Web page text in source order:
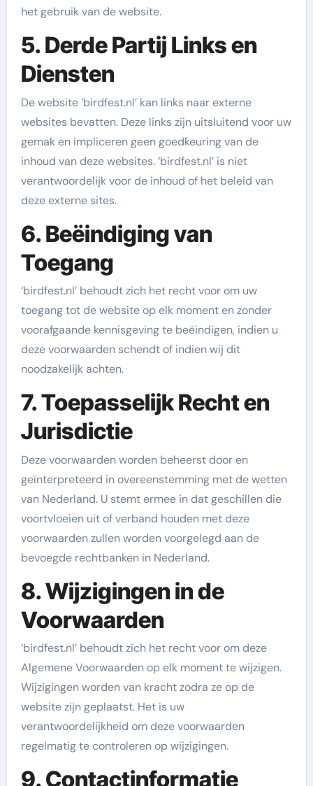
het gebruik van de website.
5. Derde Partij Links en
Diensten
De website ‘birdfest.nl’ kan links naar externe
websites bevatten. Deze links zijn uitsluitend voor uw
gemak en impliceren geen goedkeuring van de
inhoud van deze websites. ‘birdfest.nl’ is niet
verantwoordelijk voor de inhoud of het beleid van
deze externe sites.
6. Beëindiging van
Toegang
‘birdfest.nl’ behoudt zich het recht voor om uw
toegang tot de website op elk moment en zonder
voorafgaande kennisgeving te beëindigen, indien u
deze voorwaarden schendt of indien wij dit
noodzakelijk achten.
7. Toepasselijk Recht en
Jurisdictie
Deze voorwaarden worden beheerst door en
geïnterpreteerd in overeenstemming met de wetten
van Nederland. U stemt ermee in dat geschillen die
voortvloeien uit of verband houden met deze
voorwaarden zullen worden voorgelegd aan de
bevoegde rechtbanken in Nederland.
8. Wijzigingen in de
Voorwaarden
‘birdfest.nl’ behoudt zich het recht voor om deze
Algemene Voorwaarden op elk moment te wijzigen.
Wijzigingen worden van kracht zodra ze op de
website zijn geplaatst. Het is uw
verantwoordelijkheid om deze voorwaarden
regelmatig te controleren op wijzigingen.
9. Contactinformatie